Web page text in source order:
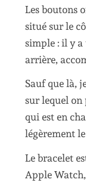
Les boutons
situé sur le
simple : il y
arrière,
Sauf que là,
sur lequel on
qui est en
légèrement
Le bracelet
Apple